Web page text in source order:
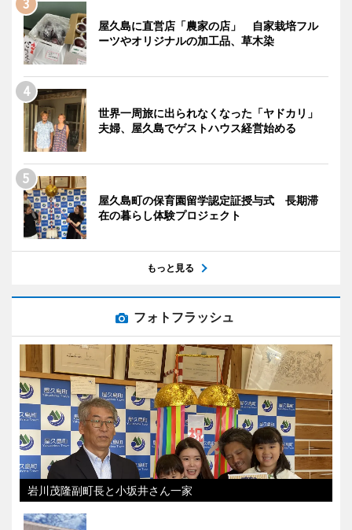
屋久島に直営店「農家の店」 自家栽培フル
ーツやオリジナルの加工品、草木染
世界一周旅に出られなくなった「ヤドカリ」
夫婦、屋久島でゲストハウス経営始める
屋久島町の保育園留学認定証授与式 長期滞
在の暮らし体験プロジェクト
もっと見る
フォトフラッシュ
岩川茂隆副町長と小坂井さん一家